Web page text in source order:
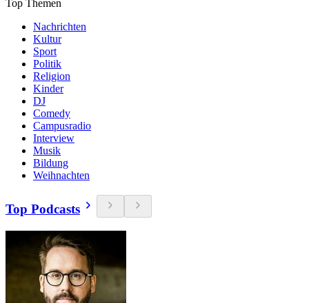
Top Themen
Nachrichten
Kultur
Sport
Politik
Religion
Kinder
DJ
Comedy
Campusradio
Interview
Musik
Bildung
Weihnachten
Top Podcasts